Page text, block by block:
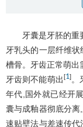
牙囊是牙胚的重
牙乳头的一层纤维
槽骨。牙齿正常萌出
牙齿则不能萌出 [1]。
年代,国外就已经开
囊与成釉器彻底分
速贴壁法与差速传